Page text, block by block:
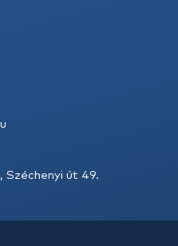
Széchenyi út 49.